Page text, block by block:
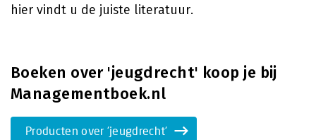
hier vindt u de juiste literatuur.
Boeken over 'jeugdrecht' koop je bij
Managementboek.nl
Producten over 'jeugdrecht'